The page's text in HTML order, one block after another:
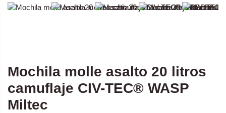
Mochila molle asalto 20 litros
camuflaje CIV-TEC® WASP
Miltec